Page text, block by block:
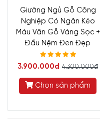
Giường Ngủ Gỗ Công
Nghiệp Có Ngăn Kéo
Màu Vân Gỗ Vàng Sọc +
Đầu Nệm Đen Đẹp
3.900.000đ 4.300.000đ
Chọn sản phẩm